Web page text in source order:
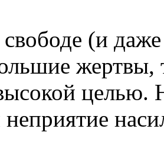
(и
жертвы,